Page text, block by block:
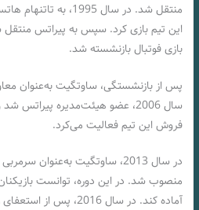
بازی فوتبال بازنشسته شد.
پس از بازنشستگی، ساوتگیت به‌عنوان
فروش این تیم فعالیت می‌کرد.
منصوب شد. در این دوره، توانست
آماده کند. در سال 2016،